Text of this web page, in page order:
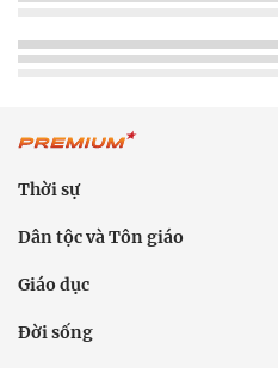
Thời sự
Dân tộc và Tôn giáo
Giáo dục
Đời sống